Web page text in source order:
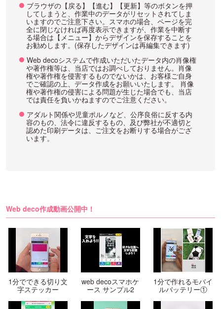
ブラウザの【戻る】【進む】【更新】等のボタンを押
してしまうと、作業中のデータがリセットされてしま
いますのでご注意下さい。スマホの場合、ページを完
全に閉じなければ再度表示できますが、作業を中断す
る場合は【メニュー】からデザインを保存することを
お勧めします。(保存したデザインは再編集できます)
Web decoシステムで作成いただいたデータ内の肖像権
や著作権等は、当店ではお調べしておりません。肖像
権や著作権を侵害するものでないかは、お客様ご自身
でご確認の上、データ作成をお願いいたします。 肖像
権や著作権の侵害による問題が生じた場合でも、当店
では責任を負いかねますのでご注意ください。
アダルト関係や児童ポルノなど、公序良俗に反する内
容のもの、法令に違反するもの、及び弊社が不適切と
認めた印刷データは、ご注文をお断りする場合がござ
います。
Web deco作成動画公開中！
1分でできる切り文
字ステッカー
web decoスマホケ
ース サンプル2
1分で作れるモバイ
ルバッテリー①